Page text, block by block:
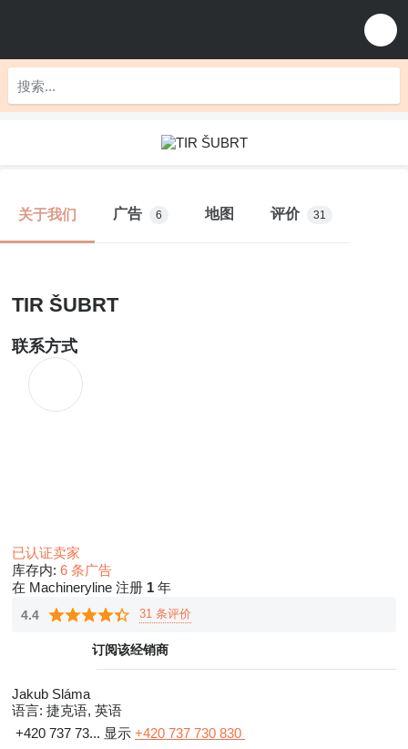
关于我们 广告 6 地图 评价 31
TIR ŠUBRT
联系方式
已认证卖家
库存内: 6 条广告
在 Machineryline 注册 1 年
4.4 31 条评价
订阅该经销商
Jakub Sláma
语言: 捷克语, 英语
+420 737 73... 显示 +420 737 730 830